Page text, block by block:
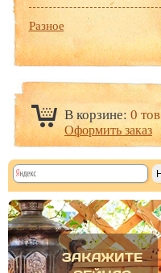
Разное
В корзине: 0 тов
Оформить заказ